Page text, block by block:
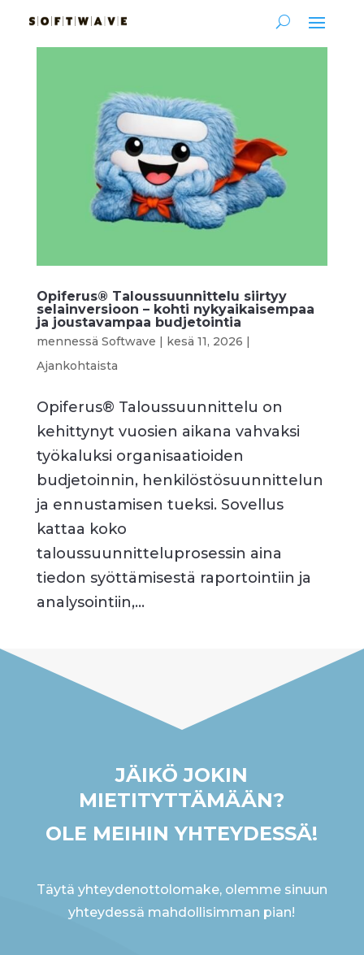
Opiferus® Taloussuunnittelu siirtyy
selainversioon – kohti nykyaikaisempaa
ja joustavampaa budjetointia
mennessä Softwave | kesä 11, 2026 |
Ajankohtaista
Opiferus® Taloussuunnittelu on
kehittynyt vuosien aikana vahvaksi
työkaluksi organisaatioiden
budjetoinnin, henkilöstösuunnittelun
ja ennustamisen tueksi. Sovellus
kattaa koko
taloussuunnitteluprosessin aina
tiedon syöttämisestä raportointiin ja
analysointiin,...
JÄIKÖ JOKIN
MIETITYTTÄMÄÄN?
OLE MEIHIN YHTEYDESSÄ!
Täytä yhteydenottolomake, olemme sinuun
yhteydessä mahdollisimman pian!